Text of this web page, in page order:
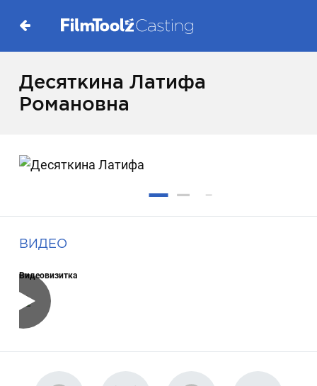
Десяткина Латифа
Романовна
ВИДЕО
Видеовизитка